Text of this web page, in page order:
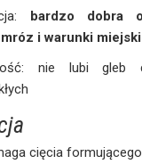
bardzo dobra
i warunki
nie lubi gleb
cięcia formującego